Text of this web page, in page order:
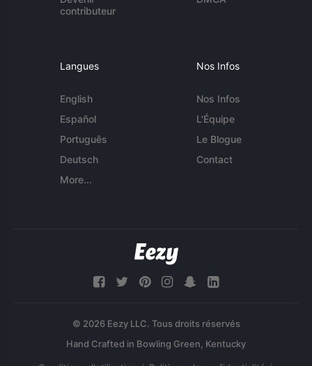
contributeur
Langues
English
Español
Português
Deutsch
More...
Nos Infos
Nos Infos
L'Équipe
Le Blogue
Contact
© 2026 Eezy LLC. Tous droits réservés